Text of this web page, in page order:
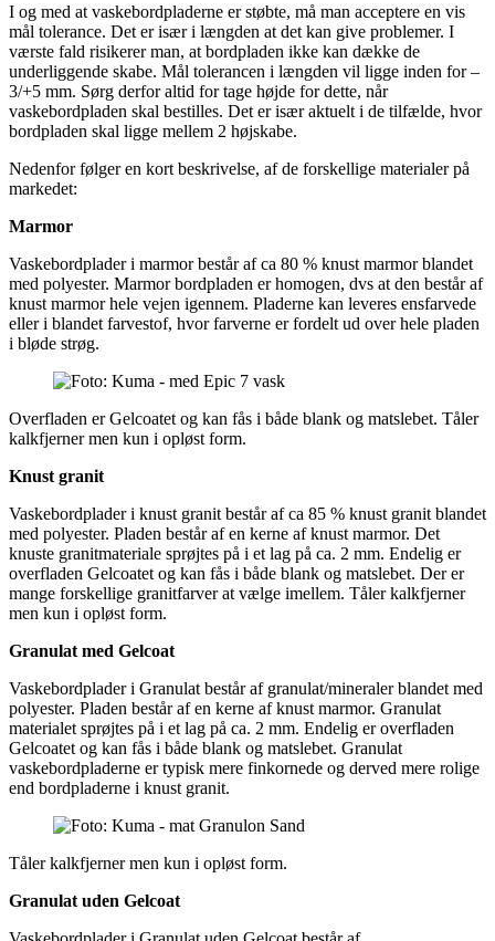
I og med at vaskebordpladerne er støbte, må man acceptere en vis
mål tolerance. Det er især i længden at det kan give problemer. I
værste fald risikerer man, at bordpladen ikke kan dække de
underliggende skabe. Mål tolerancen i længden vil ligge inden for –
3/+5 mm. Sørg derfor altid for tage højde for dette, når
vaskebordpladen skal bestilles. Det er især aktuelt i de tilfælde, hvor
bordpladen skal ligge mellem 2 højskabe.
Nedenfor følger en kort beskrivelse, af de forskellige materialer på
markedet:
Marmor
Vaskebordplader i marmor består af ca 80 % knust marmor blandet
med polyester. Marmor bordpladen er homogen, dvs at den består af
knust marmor hele vejen igennem. Pladerne kan leveres ensfarvede
eller i blandet farvestof, hvor farverne er fordelt ud over hele pladen
i bløde strøg.
Overfladen er Gelcoatet og kan fås i både blank og matslebet. Tåler
kalkfjerner men kun i opløst form.
Knust granit
Vaskebordplader i knust granit består af ca 85 % knust granit blandet
med polyester. Pladen består af en kerne af knust marmor. Det
knuste granitmateriale sprøjtes på i et lag på ca. 2 mm. Endelig er
overfladen Gelcoatet og kan fås i både blank og matslebet. Der er
mange forskellige granitfarver at vælge imellem. Tåler kalkfjerner
men kun i opløst form.
Granulat med Gelcoat
Vaskebordplader i Granulat består af granulat/mineraler blandet med
polyester. Pladen består af en kerne af knust marmor. Granulat
materialet sprøjtes på i et lag på ca. 2 mm. Endelig er overfladen
Gelcoatet og kan fås i både blank og matslebet. Granulat
vaskebordpladerne er typisk mere finkornede og derved mere rolige
end bordpladerne i knust granit.
Tåler kalkfjerner men kun i opløst form.
Granulat uden Gelcoat